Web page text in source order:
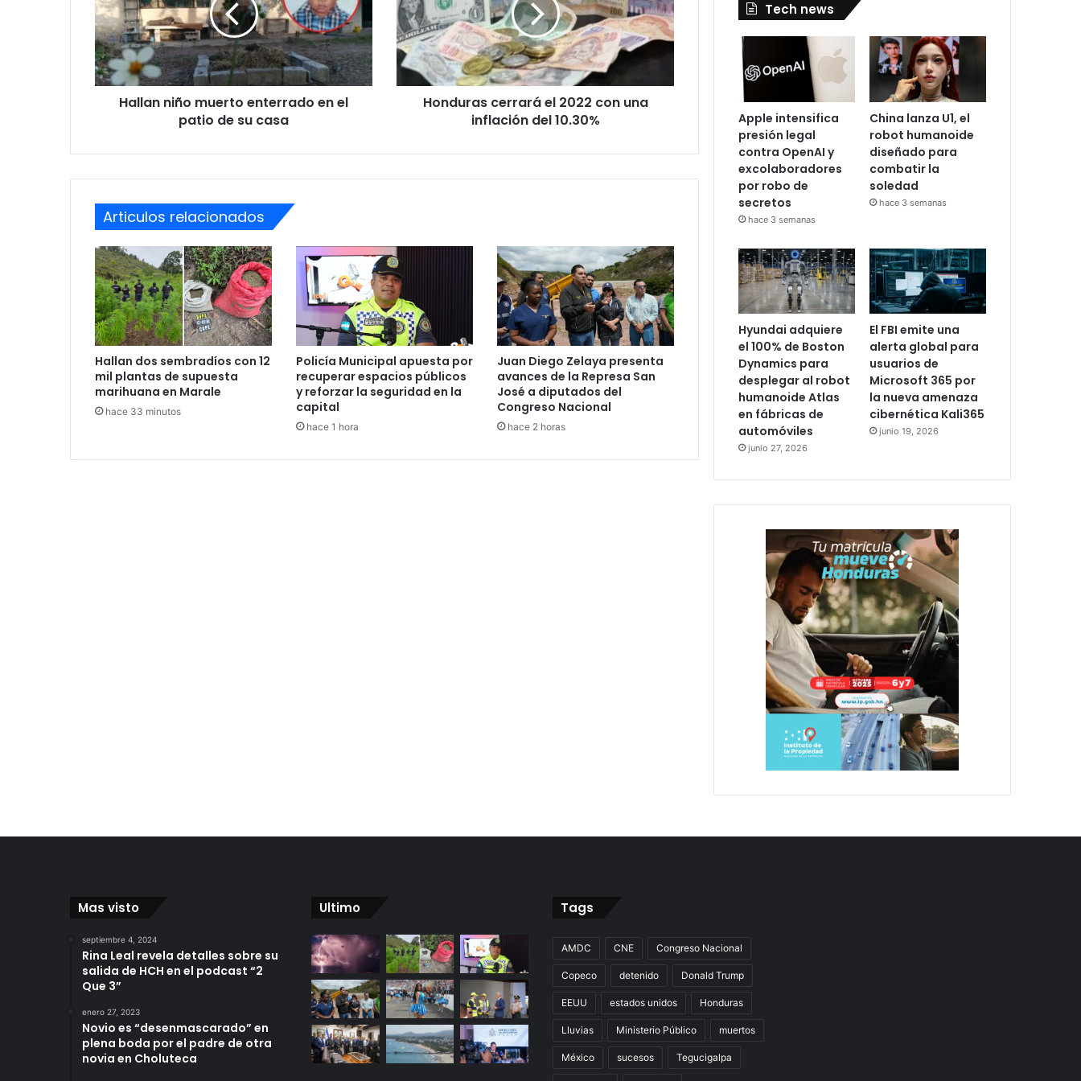
en
el
patio
de
su
Hallan niño muerto enterrado en el
patio de su casa
con
una
inflación
del
10.30%
Honduras cerrará el 2022 con una
inflación del 10.30%
Articulos relacionados
Hallan dos sembradíos con 12
mil plantas de supuesta
marihuana en Marale
hace 33 minutos
Policía Municipal apuesta por
recuperar espacios públicos
y reforzar la seguridad en la
capital
hace 1 hora
Juan Diego Zelaya presenta
avances de la Represa San
José a diputados del
Congreso Nacional
hace 2 horas
Tech news
Apple intensifica
presión legal
contra OpenAI y
excolaboradores
por robo de
secretos
hace 3 semanas
China lanza U1, el
robot humanoide
diseñado para
combatir la
soledad
hace 3 semanas
Hyundai adquiere
el 100% de Boston
Dynamics para
desplegar al robot
humanoide Atlas
en fábricas de
automóviles
junio 27, 2026
El FBI emite una
alerta global para
usuarios de
Microsoft 365 por
la nueva amenaza
cibernética Kali365
junio 19, 2026
Mas visto
septiembre 4, 2024
Rina Leal revela detalles sobre su
salida de HCH en el podcast “2
Que 3”
enero 27, 2023
Novio es “desenmascarado” en
plena boda por el padre de otra
novia en Choluteca
Ultimo Tags
AMDC CNE Congreso Nacional
Copeco detenido Donald Trump
EEUU estados unidos Honduras
Lluvias Ministerio Público muertos
México sucesos Tegucigalpa